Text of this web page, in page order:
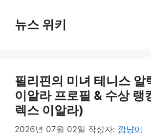
뉴스 위키
필리핀의 미녀 테니스 알
이알라 프로필 & 수상 랭
렉스 이알라)
2026년 07월 02일 작성자: 깜냥이